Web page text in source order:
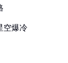
空爆冷